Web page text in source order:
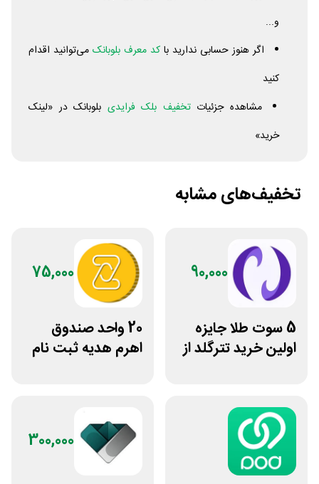
و...
اگر هنوز حسابی ندارید با کد معرف بلوبانک می‌توانید اقدام
کنید
مشاهده جزئیاتتخفیف بلک فرایدی بلوبانک در «لینک
خرید»
تخفیف‌های مشابه
90,000
5 سوت طلا جایزه
اولین خرید تترگلد از
75,000
20 واحد صندوق
اهرم هدیه ثبت نام
300,000